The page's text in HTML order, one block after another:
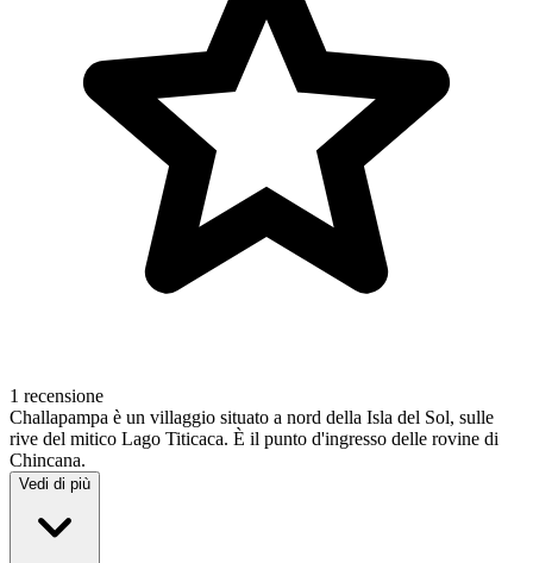
1 recensione
Challapampa è un villaggio situato a nord della Isla del Sol, sulle
rive del mitico Lago Titicaca. È il punto d'ingresso delle rovine di
Chincana.
Vedi di più